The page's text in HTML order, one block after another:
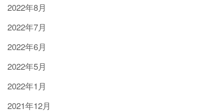
2022年8月
2022年7月
2022年6月
2022年5月
2022年1月
2021年12月